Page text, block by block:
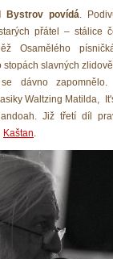
Bystrov povídá.
přátel – stálice
Osamělého
stopách slavných
dávno zapomnělo.
Waltzing Matilda,
Již třetí díl
Kaštan.